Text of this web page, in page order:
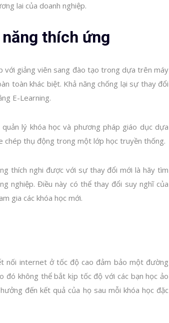
lai của doanh nghiệp.
thích ứng
với giảng viên sang đào tạo trong dựa trên máy
toàn khác biệt. Khả năng chống lại sự thay đổi
E-Learning.
lý khóa học và phương pháp giáo dục dựa
chép thụ động trong một lớp học truyền thống.
thích nghi được với sự thay đổi mới là hãy tìm
nghiệp. Điều này có thể thay đổi suy nghĩ của
gia các khóa học mới.
nối internet ở tốc độ cao đảm bảo một đường
đó không thể bắt kịp tốc độ với các bạn học ảo
đến kết quả của họ sau mỗi khóa học đặc